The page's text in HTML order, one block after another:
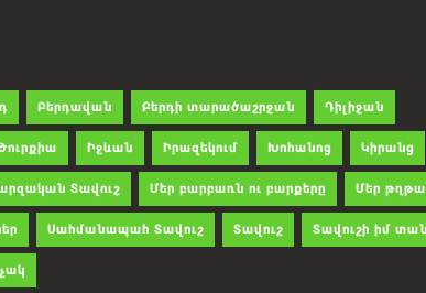
Բերդավան Բերդի տարածաշրջան Դիլիջան
Իջևան Իրազեկում Խոհանոց Կիրանց
Տավուշ Մեր բարբառն ու բարքերը Մեր
Սահմանապահ Տավուշ Տավուշ Տավուշի իմ